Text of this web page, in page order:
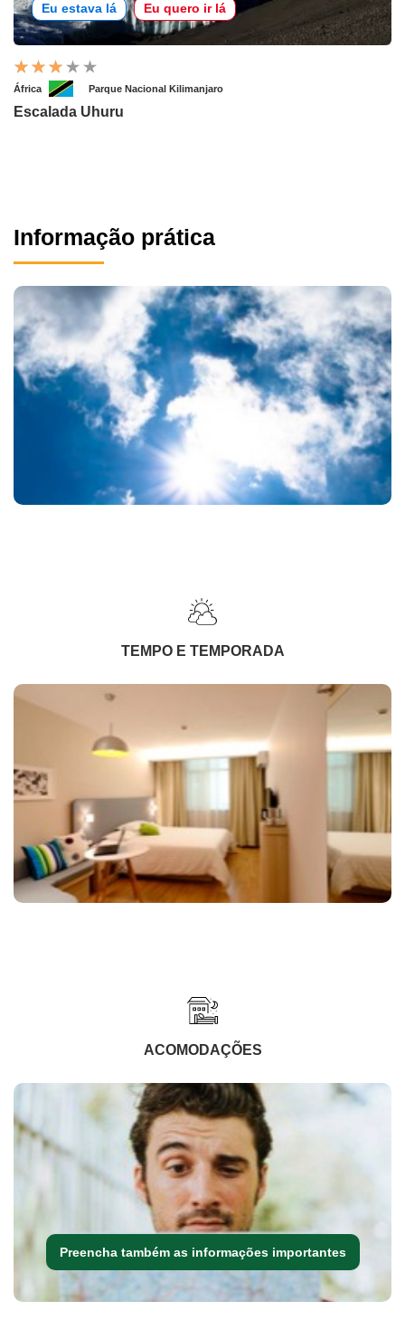
Eu estava lá Eu quero ir lá
África Parque Nacional Kilimanjaro
Escalada Uhuru
Informação prática
TEMPO E TEMPORADA
ACOMODAÇÕES
Preencha também as informações importantes